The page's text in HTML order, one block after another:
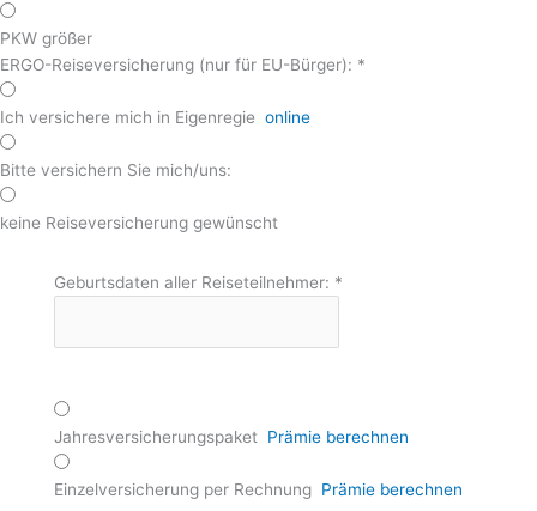
PKW größer
ERGO-Reiseversicherung (nur für EU-Bürger): *
Ich versichere mich in Eigenregie online
Bitte versichern Sie mich/uns:
keine Reiseversicherung gewünscht
Geburtsdaten aller Reiseteilnehmer: *
Jahresversicherungspaket Prämie berechnen
Einzelversicherung per Rechnung Prämie berechnen